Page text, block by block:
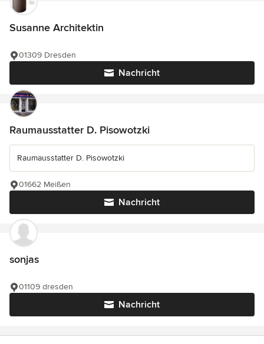
Susanne Architektin
Nachricht
01309 Dresden
Raumausstatter D. Pisowotzki
Raumausstatter D. Pisowotzki
Nachricht
01662 Meißen
sonjas
Nachricht
01109 dresden